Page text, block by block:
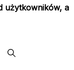
użytkowników, a